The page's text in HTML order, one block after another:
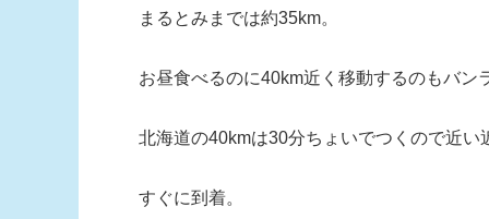
まるとみまでは約35km。
お昼食べるのに40km近く移動するのもバン
北海道の40kmは30分ちょいでつくので近い
すぐに到着。